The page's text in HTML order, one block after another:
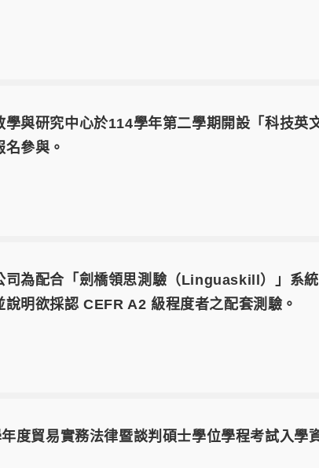
學與研究中心於114學年第二學期開設「科技英
參與。
司為配合「劍橋領思測驗（Linguaskill）」系
明欲採認 CEFR A2 級程度者之配套測驗。
度貿易實務法律暨談判碩士學位學程考試入學